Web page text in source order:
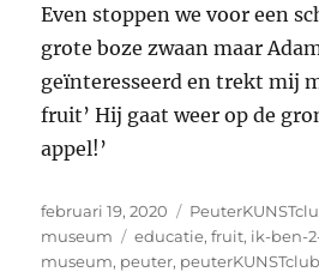
Even stoppen we voor een
grote boze zwaan maar
geïnteresseerd en trekt mij
fruit’ Hij gaat weer op de
appel!’
Geplaatst
op
februari 19, 2020 Categorieën
museum
Tags
educatie,fruit, ik-ben-
museum, peuter, peuterKUNSTclub